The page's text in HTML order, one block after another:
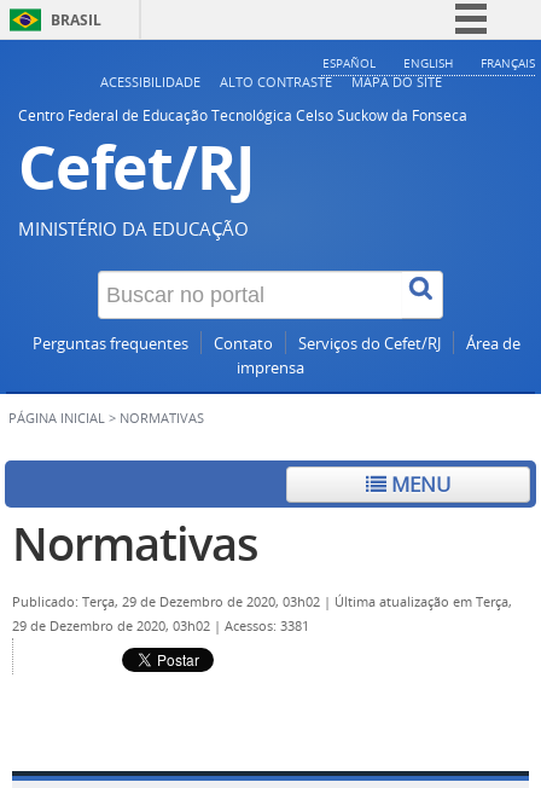
BRASIL
Simplifique!
ESPAÑOL ENGLISH FRANÇAIS
ACESSIBILIDADE ALTO CONTRASTE
MAPA DO SITE
Centro Federal de Educação Tecnológica Celso Suckow da Fonseca
Cefet/RJ
MINISTÉRIO DA EDUCAÇÃO
Perguntas frequentes Contato Serviços do Cefet/RJ
Área de
imprensa
PÁGINA INICIAL > NORMATIVAS
MENU
Normativas
Publicado: Terça, 29 de Dezembro de 2020, 03h02 | Última atualização em Terça,
29 de Dezembro de 2020, 03h02 | Acessos: 3381